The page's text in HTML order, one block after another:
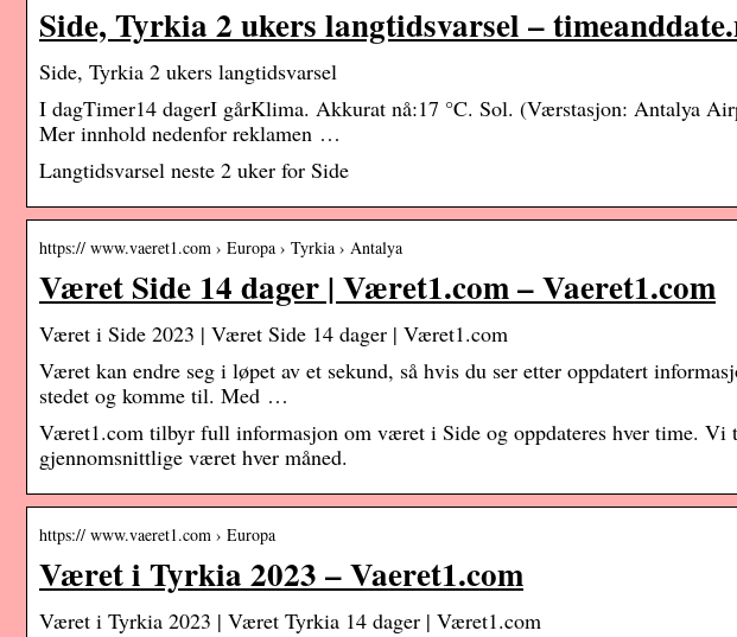
Side, Tyrkia 2 ukers langtidsvarsel –
Side, Tyrkia 2 ukers langtidsvarsel
I dagTimer14 dagerI gårKlima. Akkurat nå:17 °C. Sol. (Værstasjon: Antalya
Mer innhold nedenfor reklamen …
Langtidsvarsel neste 2 uker for Side
https:// www.vaeret1.com › Europa › Tyrkia › Antalya
Været Side 14 dager | Været1.com – Vaeret1.com
Været i Side 2023 | Været Side 14 dager | Været1.com
Været kan endre seg i løpet av et sekund, så hvis du ser etter oppdatert
stedet og komme til. Med …
Været1.com tilbyr full informasjon om været i Side og oppdateres hver time. Vi
gjennomsnittlige været hver måned.
https:// www.vaeret1.com › Europa
Været i Tyrkia 2023 – Vaeret1.com
Været i Tyrkia 2023 | Været Tyrkia 14 dager | Været1.com